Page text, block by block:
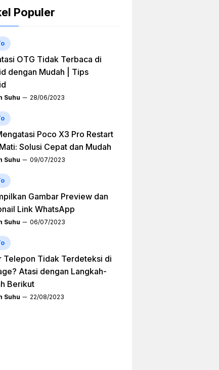
Populer
OTG Tidak Terbaca di
dengan Mudah | Tips
Suhu 28/06/2023
Poco X3 Pro Restart
Solusi Cepat dan Mudah
Suhu 09/07/2023
Gambar Preview dan
Link WhatsApp
Suhu 06/07/2023
Telepon Tidak Terdeteksi di
Atasi dengan Langkah-
Berikut
Suhu 22/08/2023